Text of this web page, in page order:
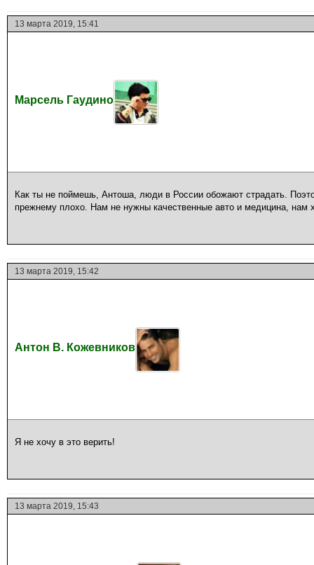
13 марта 2019, 15:41
Марсель Гаудино
Как ты не поймешь, Антоша, люди в России обожают страдать.
прежнему плохо. Нам не нужны качественные авто и медицина, нам
13 марта 2019, 15:42
Антон В. Кожевников
Я не хочу в это верить!
13 марта 2019, 15:43